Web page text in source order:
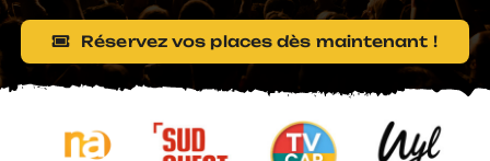
Réservez vos places dès maintenant !